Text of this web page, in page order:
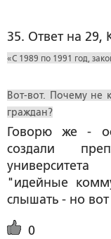
35. Ответ на
«С 1989 по 1991 год,
Вот-вот. Почему не
граждан?
Говорю же -
создали
"идейные
слышать - но
0